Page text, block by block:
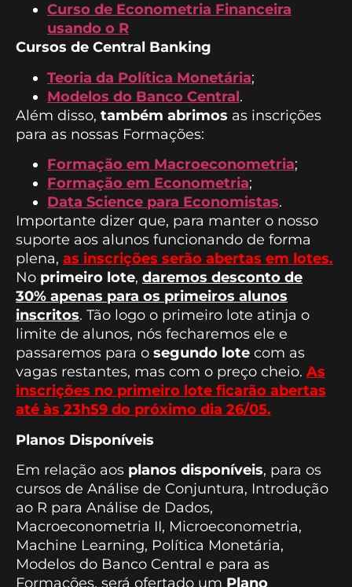
Curso de Econometria Financeira
usando o R
Cursos de Central Banking
Teoria da Política Monetária;
Modelos do Banco Central.
Além disso, também abrimos as inscrições
para as nossas Formações:
Formação em Macroeconometria;
Formação em Econometria;
Data Science para Economistas.
Importante dizer que, para manter o nosso
suporte aos alunos funcionando de forma
plena, as inscrições serão abertas em lotes.
No primeiro lote, daremos desconto de
30% apenas para os primeiros alunos
inscritos. Tão logo o primeiro lote atinja o
limite de alunos, nós fecharemos ele e
passaremos para o segundo lote com as
vagas restantes, mas com o preço cheio. As
inscrições no primeiro lote ficarão abertas
até às 23h59 do próximo dia 26/05.
Planos Disponíveis
Em relação aos planos disponíveis, para os
cursos de Análise de Conjuntura, Introdução
ao R para Análise de Dados,
Macroeconometria II, Microeconometria,
Machine Learning, Política Monetária,
Modelos do Banco Central e para as
Formações, será ofertado um Plano